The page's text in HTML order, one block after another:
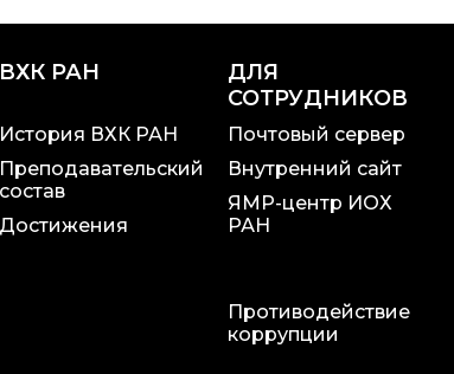
ВХК РАН
История ВХК РАН
Преподавательский
состав
Достижения
ДЛЯ
СОТРУДНИКОВ
Почтовый сервер
Внутренний сайт
ЯМР-центр ИОХ
РАН
Противодействие
коррупции